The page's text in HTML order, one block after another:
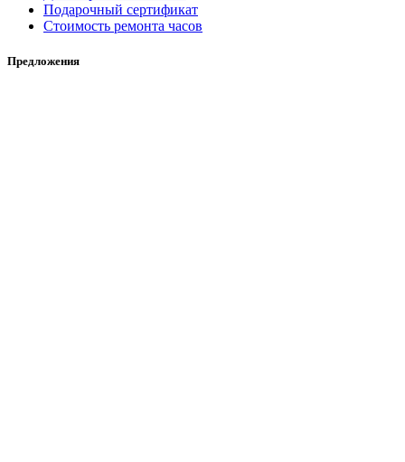
Подарочный сертификат
Стоимость ремонта часов
Предложения